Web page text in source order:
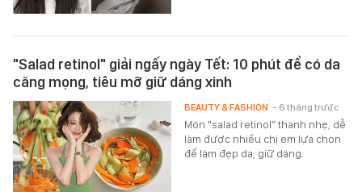
"Salad retinol" giải ngấy ngày Tết: 10 phút để có da
căng mọng, tiêu mỡ giữ dáng xinh
Món "salad retinol” thanh nhẹ, dễ
làm được nhiều chị em lựa chọn
để làm đẹp da, giữ dáng.
BEAUTY & FASHION - 6 tháng trước